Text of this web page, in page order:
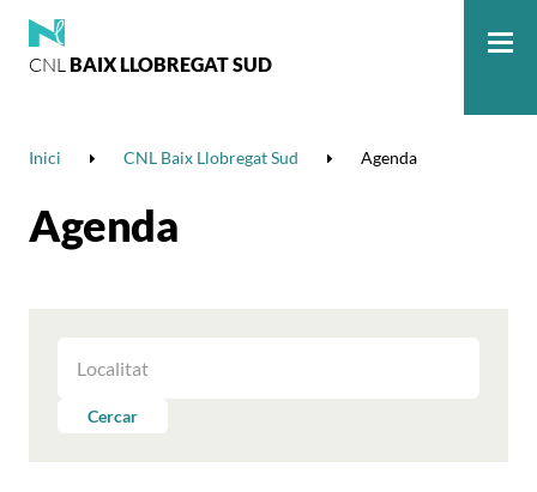
CNL BAIX LLOBREGAT SUD
Inici CNL Baix Llobregat Sud Agenda
Agenda
LES
PERCercar